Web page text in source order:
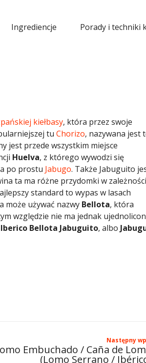
Ingrediencje Porady i techniki
kiełbasy, która przez swoje
tu Chorizo, nazywana jest
jest przede wszystkim miejsce
Huelva, z którego wywodzi się
po prostu Jabugo. Także Jabuguito
ta ma różne przydomki w
standard to wypas w lasach
może używać nazwy Bellota, która
względzie nie ma jednak
Iberico Bellota Jabuguito, albo
Następny
Embuchado / Caña de
(Lomo Serrano /